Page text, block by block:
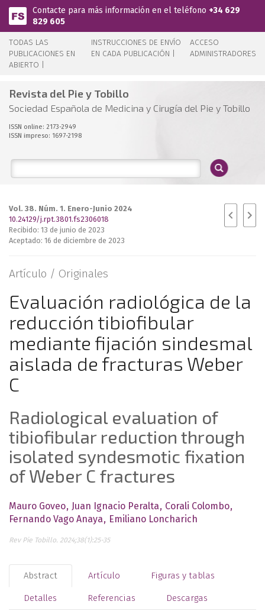
Pasar al contenido principal
Contacte para más información en el teléfono +34 629
829 605
TODAS LAS
PUBLICACIONES EN
ABIERTO |
INSTRUCCIONES DE ENVÍO
EN CADA PUBLICACIÓN |
ACCESO
ADMINISTRADORES
Revista del Pie y Tobillo
Sociedad Española de Medicina y Cirugía del Pie y Tobillo
ISSN online: 2173-2949
ISSN impreso: 1697-2198
Vol. 38. Núm. 1. Enero-Junio 2024
10.24129/j.rpt.3801.fs2306018
Recibido: 13 de junio de 2023
Aceptado: 16 de diciembre de 2023
Artículo / Originales
Evaluación radiológica de la
reducción tibiofibular
mediante fijación sindesmal
aislada de fracturas Weber
C
Radiological evaluation of
tibiofibular reduction through
isolated syndesmotic fixation
of Weber C fractures
Mauro Goveo Juan Ignacio Peralta
Corali Colombo
Fernando Vago Anaya
Emiliano Loncharich
Rev Pie Tobillo. 2024;38(1):25-35
Abstract Artículo Figuras y tablas
Detalles Referencias Descargas